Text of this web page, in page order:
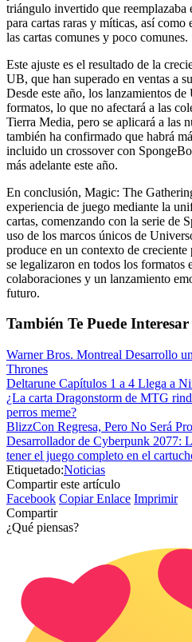
triángulo invertido que reemplazaba
para cartas raras y míticas, así como
las cartas comunes y poco comunes.
Este ajuste es el resultado de la
UB, que han superado en ventas a
Desde este año, los lanzamientos
formatos, lo que no afectará a las
Tierra Media, pero se aplicará a las
también ha confirmado que habrá
incluido un crossover con
más adelante este año.
En conclusión, Magic: The
experiencia de juego mediante la
cartas, comenzando con la serie de
uso de los marcos únicos de
produce en un contexto de
se legalizaron en todos los formatos
colaboraciones y un lanzamiento
futuro.
También Te Puede Interesar
Warner Bros. Montreal Desarrollo
Thrones
Deltarune Capítulos 1 a 4 Llega a
¿La carta Dragonstorm de MTG
perros meme?
BlizzCon Regresa, Pero No Será
Desarrollador de Cyberpunk 2077:
tener el juego completo en el
Etiquetado:Noticias
Compartir este artículo
Facebook Copiar Enlace Imprimir
Compartir
¿Qué piensas?